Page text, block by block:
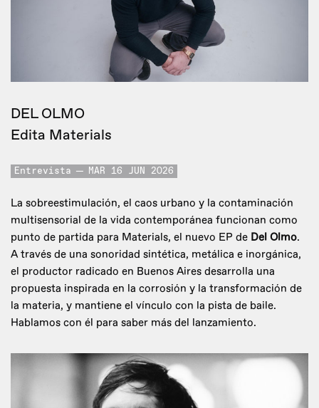
DEL OLMO
Edita Materials
Entrevista MAR 16 JUN 2026
La sobreestimulación, el caos urbano y la contaminación
multisensorial de la vida contemporánea funcionan como
punto de partida para Materials, el nuevo EP de Del Olmo.
A través de una sonoridad sintética, metálica e inorgánica,
el productor radicado en Buenos Aires desarrolla una
propuesta inspirada en la corrosión y la transformación de
la materia, y mantiene el vínculo con la pista de baile.
Hablamos con él para saber más del lanzamiento.